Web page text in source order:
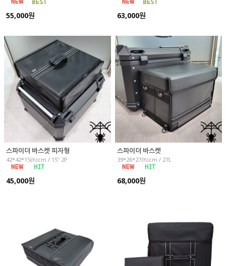
55,000원 63,000원
스파이더 바스켓 피자형
42*42*15(h)cm / 15" 2P
45,000원
스파이더 바스켓
39*26*27(h)cm / 27L
68,000원